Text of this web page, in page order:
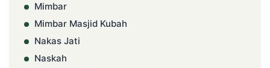
Mimbar
Mimbar Masjid Kubah
Nakas Jati
Naskah